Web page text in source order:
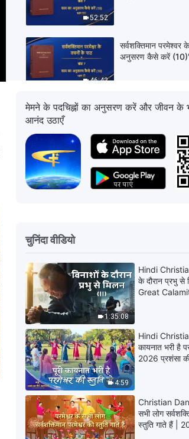
52:52
46:42
सर्वशक्तिमान
अनुसरण कैसे करें (10)"
48:20
सर्वशक्तिमान
सर्वशक्तिमान परमेश्वर
अनुसरण कैसे करें (10)"
34:44
36:19
सर्वशक्तिमान
अनुसरण कैसे करें (15)"
45:41
सर्वशक्तिमान परमेश्वर
अनुसरण कैसे करें (15)"
सर्वशक्तिमान
अनुसरण कैसे करें (15)"
मेमने के पदचिह्नों का अनुसरण करें और जीवन के
आनंद उठाएँ
चुनिंदा वीडियो
1:35:08
Hindi
के दौरान प्रभु
Great
4:59
Hindi
कायनात भरी है
2026 प्रशंसा
Christian
सभी लोग
स्तुति गाते हैं |